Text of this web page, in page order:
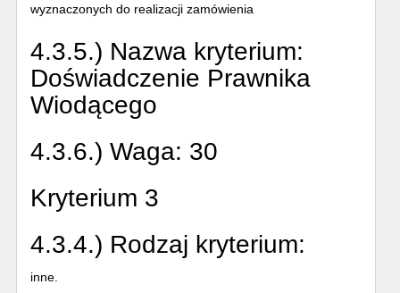
wyznaczonych do realizacji zamówienia
4.3.5.) Nazwa kryterium:
Doświadczenie Prawnika
Wiodącego
4.3.6.) Waga: 30
Kryterium 3
4.3.4.) Rodzaj kryterium:
inne.